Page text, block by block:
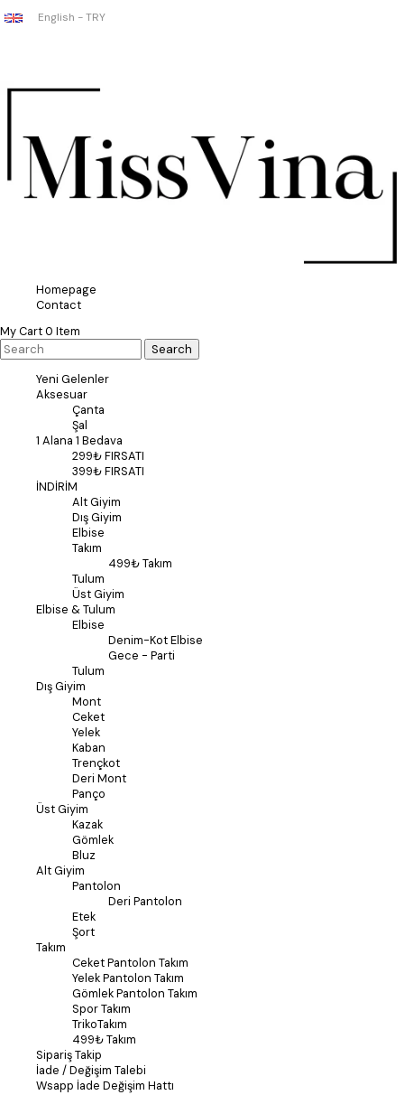
English - TRY
Homepage
Contact
My Cart0 Item
Yeni Gelenler
Aksesuar
Çanta
Şal
1 Alana 1 Bedava
299₺ FIRSATI
399₺ FIRSATI
İNDİRİM
Alt Giyim
Dış Giyim
Elbise
Takım
499₺ Takım
Tulum
Üst Giyim
Elbise & Tulum
Elbise
Denim-Kot Elbise
Gece - Parti
Tulum
Dış Giyim
Mont
Ceket
Yelek
Kaban
Trençkot
Deri Mont
Panço
Üst Giyim
Kazak
Gömlek
Bluz
Alt Giyim
Pantolon
Deri Pantolon
Etek
Şort
Takım
Ceket Pantolon Takım
Yelek Pantolon Takım
Gömlek Pantolon Takım
Spor Takım
TrikoTakım
499₺ Takım
Sipariş Takip
İade / Değişim Talebi
Wsapp İade Değişim Hattı